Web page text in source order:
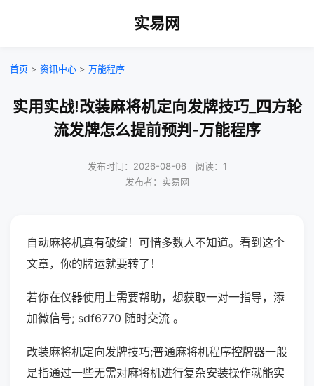
实易网
首页 > 资讯中心 > 万能程序
实用实战!改装麻将机定向发牌技巧_四方轮
流发牌怎么提前预判-万能程序
发布时间：2026-08-06｜阅读：1
发布者：实易网
自动麻将机真有破绽！可惜多数人不知道。看到这个
文章，你的牌运就要转了！
若你在仪器使用上需要帮助，想获取一对一指导，添
加微信号; sdf6770 随时交流 。
改装麻将机定向发牌技巧;普通麻将机程序控牌器一般
是指通过一些无需对麻将机进行复杂安装操作就能实